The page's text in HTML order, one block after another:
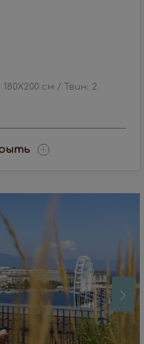
см / Твин: 2